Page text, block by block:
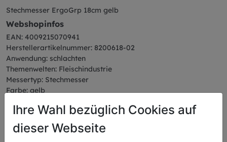
Stechmesser ErgoGrp 18cm gelb
Webshopinfos
EAN: 4009215070941
Herstellerartikelnummer: 8200618-02
Anwendung: schlachten
Themenwelten: Fleischindustrie
Messertyp: Stechmesser
Farbe: gelb
Abmessungen
Länge: 32,08 cm
Ihre Wahl bezüglich Cookies auf
dieser Webseite